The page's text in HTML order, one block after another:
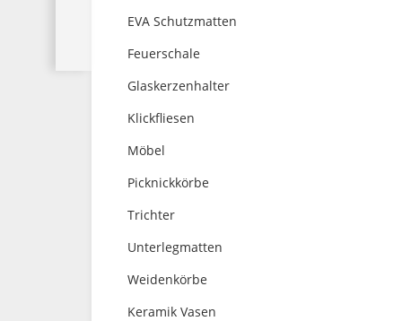
EVA Schutzmatten
Feuerschale
Glaskerzenhalter
Klickfliesen
Möbel
Picknickkörbe
Trichter
Unterlegmatten
Weidenkörbe
Keramik Vasen